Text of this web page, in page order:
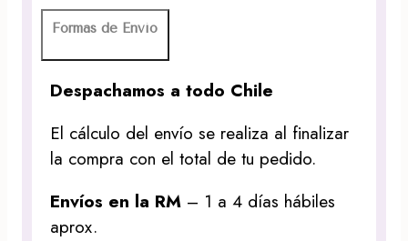
Formas de Envío
Despachamos a todo Chile
El cálculo del envío se realiza al finalizar
la compra con el total de tu pedido.
Envíos en la RM – 1 a 4 días hábiles
aprox.